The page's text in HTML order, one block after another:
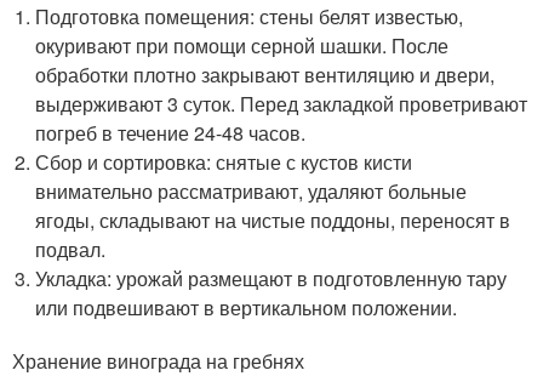
Подготовка помещения: стены белят известью,
окуривают при помощи серной шашки. После
обработки плотно закрывают вентиляцию и двери,
выдерживают 3 суток. Перед закладкой проветривают
погреб в течение 24-48 часов.
Сбор и сортировка: снятые с кустов кисти
внимательно рассматривают, удаляют больные
ягоды, складывают на чистые поддоны, переносят в
подвал.
Укладка: урожай размещают в подготовленную тару
или подвешивают в вертикальном положении.
Хранение винограда на гребнях